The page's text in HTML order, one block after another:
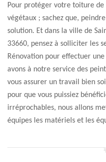
Pour protéger votre toiture
végétaux ; sachez que,
solution. Et dans la ville de
33660, pensez à solliciter les
Rénovation pour effectuer
avons à notre service des
vous assurer un travail bien
pour que vous puissiez
irréprochables, nous allons
équipes les matériels et les